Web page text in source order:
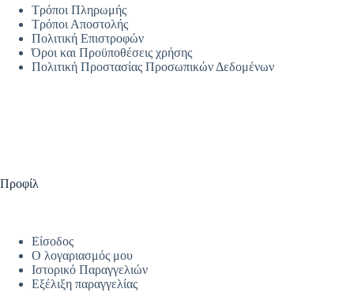
Τρόποι Πληρωμής
Τρόποι Αποστολής
Πολιτική Επιστροφών
Όροι και Προϋποθέσεις χρήσης
Πολιτική Προστασίας Προσωπικών Δεδομένων
Προφίλ
Είσοδος
Ο λογαριασμός μου
Ιστορικό Παραγγελιών
Εξέλιξη παραγγελίας